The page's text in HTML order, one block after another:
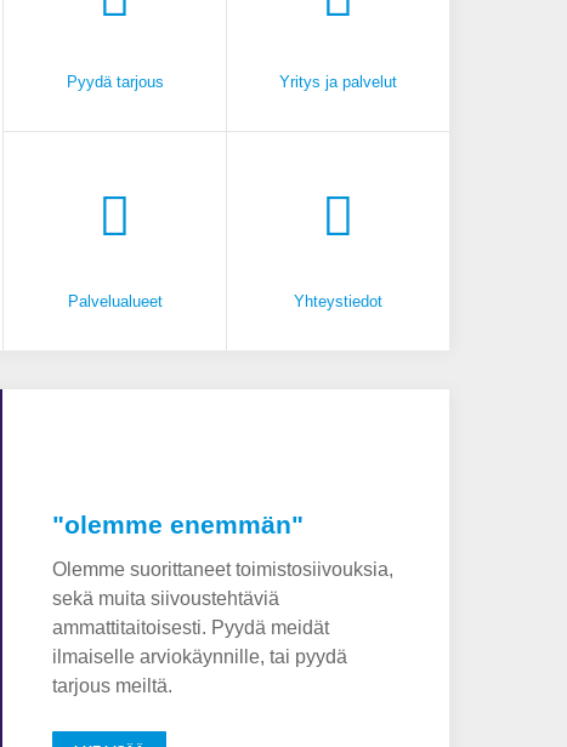
Pyydä tarjous Yritys ja palvelut
Palvelualueet Yhteystiedot
TARJOUSPYYNTÖ
"olemme enemmän"
Olemme suorittaneet toimistosiivouksia,
sekä muita siivoustehtäviä
ammattitaitoisesti. Pyydä meidät
ilmaiselle arviokäynnille, tai pyydä
tarjous meiltä.